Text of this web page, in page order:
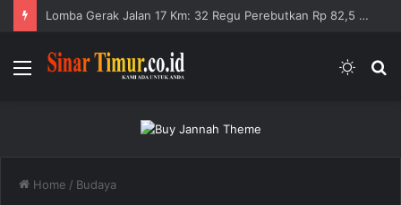
Lomba Gerak Jalan 17 Km: 32 Regu Perebutkan Rp 82,5 Juta
Menu
Switch
Home / Budaya